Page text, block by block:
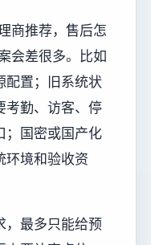
商推荐，售后怎
会差很多。比如
配置；旧系统状
考勤、访客、停
；国密或国产化
环境和验收资
，最多只能给预